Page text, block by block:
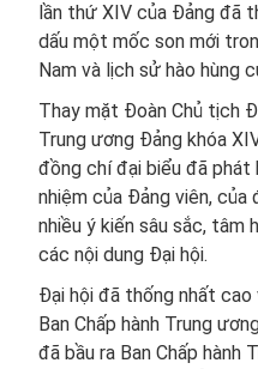
lần thứ XIV của Đảng đã
dấu một mốc son mới
Nam và lịch sử hào hùng
Thay mặt Đoàn Chủ tịch
Trung ương Đảng khóa
đồng chí đại biểu đã
nhiệm của Đảng viên, của
nhiều ý kiến sâu sắc, tâm
các nội dung Đại hội.
Đại hội đã thống nhất
Ban Chấp hành Trung
đã bầu ra Ban Chấp hành